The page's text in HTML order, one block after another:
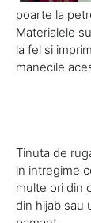
poarte la
Materialele
la fel si
manecile
Tinuta de
in intregime
multe ori din
din hijab sau